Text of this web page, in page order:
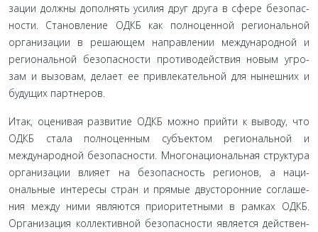
зации должны дополнять усилия друг друга в сфере безопас­
ности. Становление ОДКБ как полноценной региональной
организации в решающем направлении международной и
региональной безопасности противодействия новым угро­
зам и вызовам, делает ее привлекательной для нынешних и
будущих партнеров.
Итак, оценивая развитие ОДКБ можно прийти к выво­ду, что
ОДКБ стала полноценным субъектом региональной и
международной безопасности. Многонациональная струк­тура
организации влияет на безопасность регионов, а наци­
ональные интересы стран и прямые двусторонние соглаше­
ния между ними являются приоритетными в рамках ОДКБ.
Организация коллективной безопасности является действен­